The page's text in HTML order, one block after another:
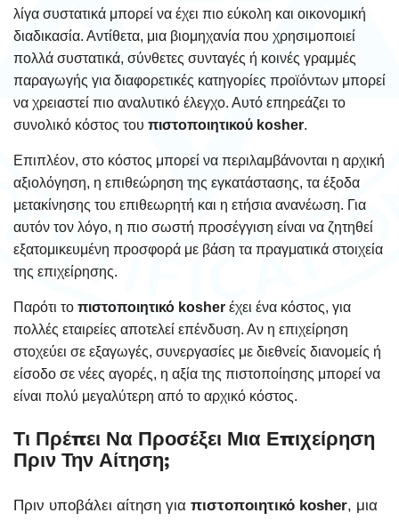
λίγα συστατικά μπορεί να έχει πιο εύκολη και οικονομική
διαδικασία. Αντίθετα, μια βιομηχανία που χρησιμοποιεί
πολλά συστατικά, σύνθετες συνταγές ή κοινές γραμμές
παραγωγής για διαφορετικές κατηγορίες προϊόντων μπορεί
να χρειαστεί πιο αναλυτικό έλεγχο. Αυτό επηρεάζει το
συνολικό κόστος του πιστοποιητικού kosher.
Επιπλέον, στο κόστος μπορεί να περιλαμβάνονται η αρχική
αξιολόγηση, η επιθεώρηση της εγκατάστασης, τα έξοδα
μετακίνησης του επιθεωρητή και η ετήσια ανανέωση. Για
αυτόν τον λόγο, η πιο σωστή προσέγγιση είναι να ζητηθεί
εξατομικευμένη προσφορά με βάση τα πραγματικά στοιχεία
της επιχείρησης.
Παρότι το πιστοποιητικό kosher έχει ένα κόστος, για
πολλές εταιρείες αποτελεί επένδυση. Αν η επιχείρηση
στοχεύει σε εξαγωγές, συνεργασίες με διεθνείς διανομείς ή
είσοδο σε νέες αγορές, η αξία της πιστοποίησης μπορεί να
είναι πολύ μεγαλύτερη από το αρχικό κόστος.
Τι Πρέπει Να Προσέξει Μια Επιχείρηση
Πριν Την Αίτηση;
Πριν υποβάλει αίτηση για πιστοποιητικό kosher, μια